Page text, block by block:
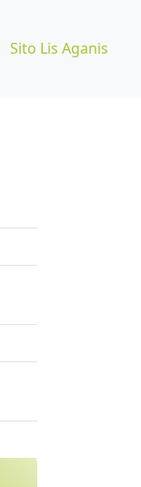
Sito Lis Aganis